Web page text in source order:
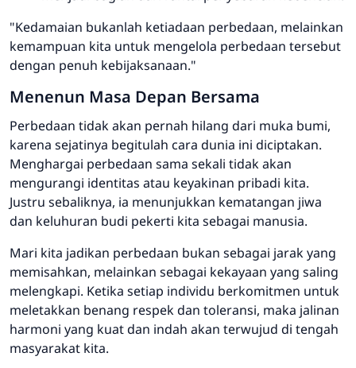
"Kedamaian bukanlah ketiadaan perbedaan, melainkan
kemampuan kita untuk mengelola perbedaan tersebut
dengan penuh kebijaksanaan."
Menenun Masa Depan Bersama
Perbedaan tidak akan pernah hilang dari muka bumi,
karena sejatinya begitulah cara dunia ini diciptakan.
Menghargai perbedaan sama sekali tidak akan
mengurangi identitas atau keyakinan pribadi kita.
Justru sebaliknya, ia menunjukkan kematangan jiwa
dan keluhuran budi pekerti kita sebagai manusia.
Mari kita jadikan perbedaan bukan sebagai jarak yang
memisahkan, melainkan sebagai kekayaan yang saling
melengkapi. Ketika setiap individu berkomitmen untuk
meletakkan benang respek dan toleransi, maka jalinan
harmoni yang kuat dan indah akan terwujud di tengah
masyarakat kita.